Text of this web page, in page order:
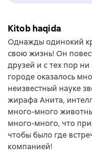
Kitob haqida
Однажды одинокий
свою жизнь! Он
друзей и с тех пор
городе оказалось
неизвестный науке
жирафа Анита,
много-много
много-много, что
чтобы было где
компанией!